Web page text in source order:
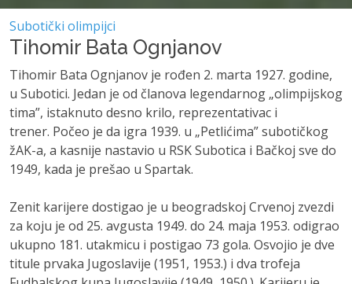
Subotički olimpijci
Tihomir Bata Ognjanov
Tihomir Bata Ognjanov je rođen 2. marta 1927. godine,
u Subotici. Jedan je od članova legendarnog „olimpijskog
tima”, istaknuto desno krilo, reprezentativac i
trener. Počeo je da igra 1939. u „Petlićima”subotičkog
žAK-a, a kasnije nastavio u RSK Subotica i Bačkoj sve do
1949, kada je prešao u Spartak.
Zenit karijere dostigao je u beogradskoj Crvenoj zvezdi
za koju je od 25. avgusta 1949. do 24. maja 1953. odigrao
ukupno 181. utakmicu i postigao 73 gola. Osvojio je dve
titule prvaka Jugoslavije (1951, 1953.) i dva trofeja